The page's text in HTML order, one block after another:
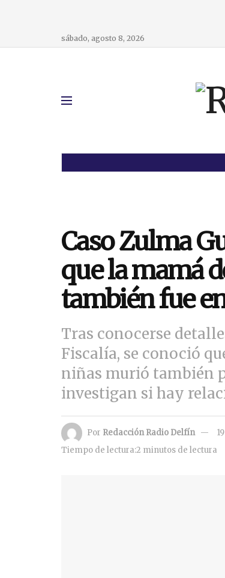
sábado, agosto 8, 2026
Caso Zulma
que la mamá
también fue
Tras conocerse
Fiscalía, se conoció
niñas murió también
investigan si hay
Por Redacción Radio Delfín
Tiempo de lectura:2 minutos de lectura